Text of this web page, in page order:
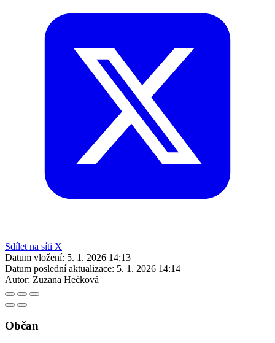
Sdílet na síti X
Datum vložení: 5. 1. 2026 14:13
Datum poslední aktualizace: 5. 1. 2026 14:14
Autor: Zuzana Hečková
Občan